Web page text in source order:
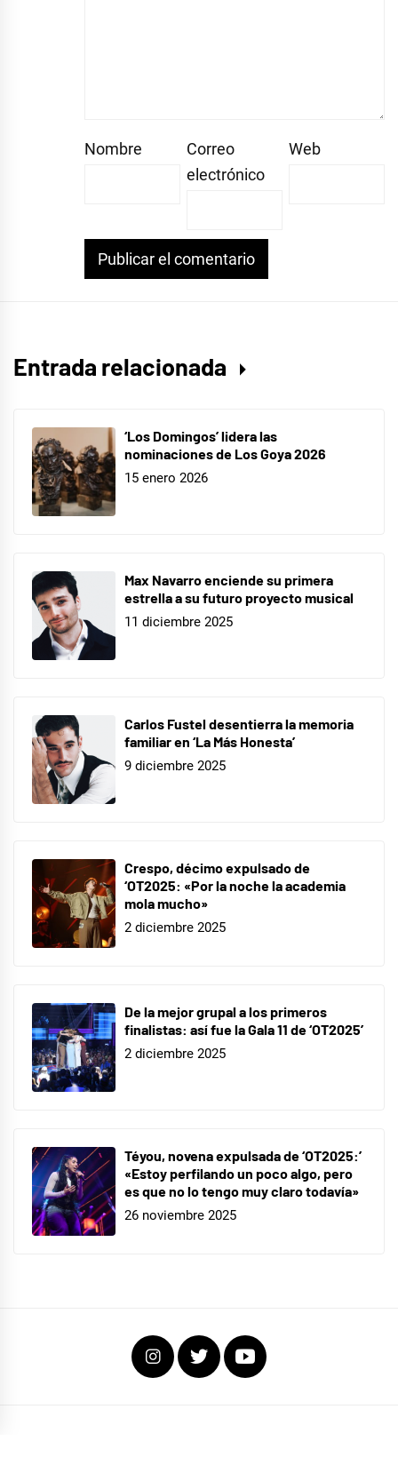
Nombre
Correo
electrónico
Web
Entrada relacionada
‘Los Domingos’ lidera las
nominaciones de Los Goya 2026
15 enero 2026
Max Navarro enciende su primera
estrella a su futuro proyecto musical
11 diciembre 2025
Carlos Fustel desentierra la memoria
familiar en ‘La Más Honesta’
9 diciembre 2025
Crespo, décimo expulsado de
‘OT2025: «Por la noche la academia
mola mucho»
2 diciembre 2025
De la mejor grupal a los primeros
finalistas: así fue la Gala 11 de ‘OT2025’
2 diciembre 2025
Téyou, novena expulsada de ‘OT2025:’
«Estoy perfilando un poco algo, pero
es que no lo tengo muy claro todavía»
26 noviembre 2025
InstagramTwitterYoutube